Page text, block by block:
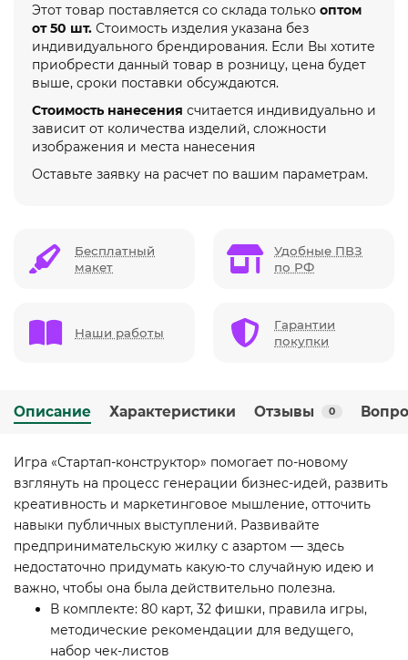
Этот товар поставляется со склада только оптом
от 50 шт. Стоимость изделия указана без
индивидуального брендирования. Если Вы хотите
приобрести данный товар в розницу, цена будет
выше, сроки поставки обсуждаются.
Стоимость нанесения считается индивидуально и
зависит от количества изделий, сложности
изображения и места нанесения
Оставьте заявку на расчет по вашим параметрам.
Бесплатный
макет
Удобные ПВЗ
по РФ
Наши работы
Гарантии
покупки
Описание Характеристики Отзывы 0
Игра «Стартап-конструктор» помогает по-новому
взглянуть на процесс генерации бизнес-идей, развить
креативность и маркетинговое мышление, отточить
навыки публичных выступлений. Развивайте
предпринимательскую жилку с азартом — здесь
недостаточно придумать какую-то случайную идею и
важно, чтобы она была действительно полезна.
В комплекте: 80 карт, 32 фишки, правила игры,
методические рекомендации для ведущего,
набор чек-листов